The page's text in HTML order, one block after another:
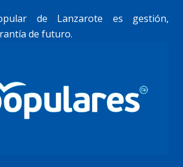
de Lanzarote es gestión,
de futuro.